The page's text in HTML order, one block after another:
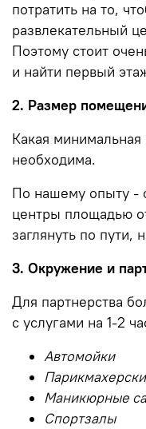
потратить на то,
развлекательный
Поэтому стоит
и найти первый
2. Размер
Какая
необходима.
По нашему опыту -
центры площадью
заглянуть по пути,
3. Окружение и
Для партнерства
с услугами на 1-2
Автомойки
Маникюрные
Спортзалы